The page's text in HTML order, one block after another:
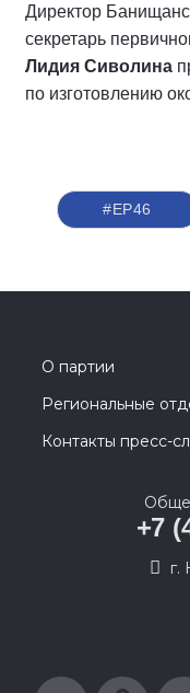
Директор
секретарь
Лидия Сиволина
по изготовлению
#ЕР46
О партии
Региональные
Контакты пресс-
+7
г.